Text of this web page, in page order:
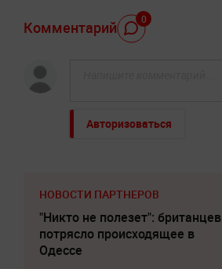
Комментарий 0
Авторизоваться
НОВОСТИ ПАРТНЕРОВ
"Никто не полезет": британцев
потрясло происходящее в
Одессе